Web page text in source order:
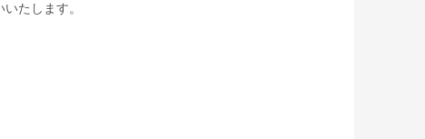
たします。